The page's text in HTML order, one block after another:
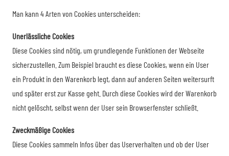
Man kann 4 Arten von Cookies unterscheiden:
Unerlässliche Cookies
Diese Cookies sind nötig, um grundlegende Funktionen der Webseite
sicherzustellen. Zum Beispiel braucht es diese Cookies, wenn ein User
ein Produkt in den Warenkorb legt, dann auf anderen Seiten weitersurft
und später erst zur Kasse geht. Durch diese Cookies wird der Warenkorb
nicht gelöscht, selbst wenn der User sein Browserfenster schließt.
Zweckmäßige Cookies
Diese Cookies sammeln Infos über das Userverhalten und ob der User